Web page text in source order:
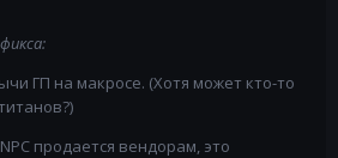
ГП на макросе. (Хотя может кто-то
продается вендорам, это